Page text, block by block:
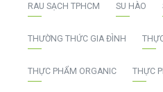
RAU SẠCH TPHCM SU HÀO
THƯỜNG THỨC GIA ĐÌNH
THỰC PHẨM ORGANIC THỰC